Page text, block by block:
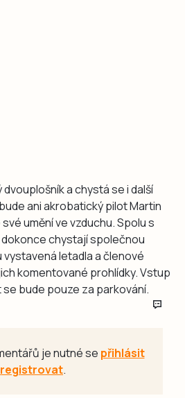
a chystá se i další
ani akrobatický pilot Martin
umění ve vzduchu. Spolu s
chystají společnou
vystavená letadla a členové
komentované prohlídky. Vstup
bude pouze za parkování.
je nutné se přihlásit
registrovat.